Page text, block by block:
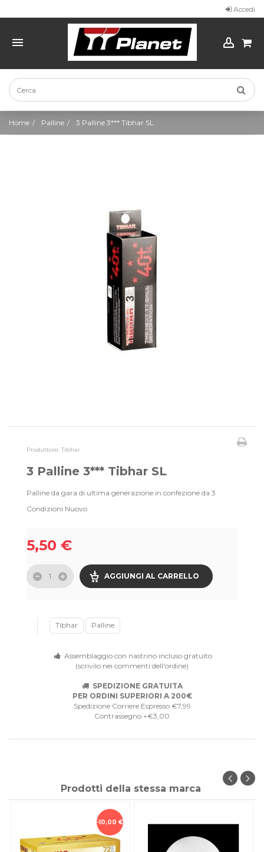
Accedi
Home Palline 3 Palline 3*** Tibhar SL
Produttore: Tibhar
3 Palline 3*** Tibhar SL
Palline da gara di ultima generazione in confezione da 3
Condizioni Nuovo
5,50 €
AGGIUNGI AL CARRELLO
Tibhar Palline
Assemblaggio con nastrino incluso gratuito
(scrivilo nei commenti dell'ordine)
SPEDIZIONE GRATUITA
PER ORDINI SUPERIORI A 200€
Spedizione Corriere Espresso €7,99
Contrassegno +€3,00
Prodotti della stessa marca
-10,00 €